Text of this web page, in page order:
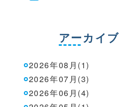
アーカイブ
2026年08月(1)
2026年07月(3)
2026年06月(4)